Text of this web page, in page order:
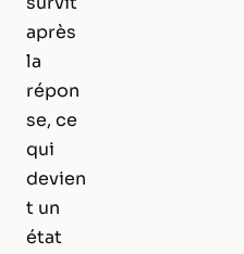
après
la
répon
se, ce
qui
devien
t un
état